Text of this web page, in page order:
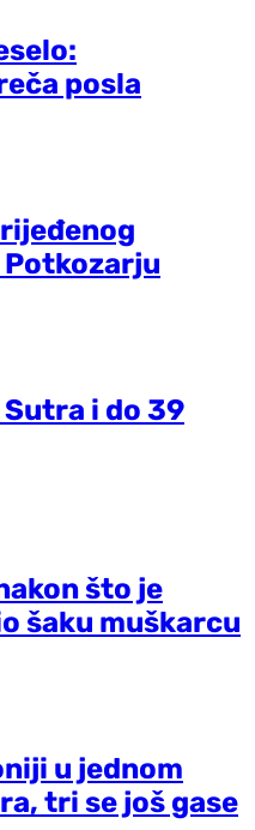
posla
Potkozarju
i do 39
što je
šaku muškarcu
u jednom
tri se još gase